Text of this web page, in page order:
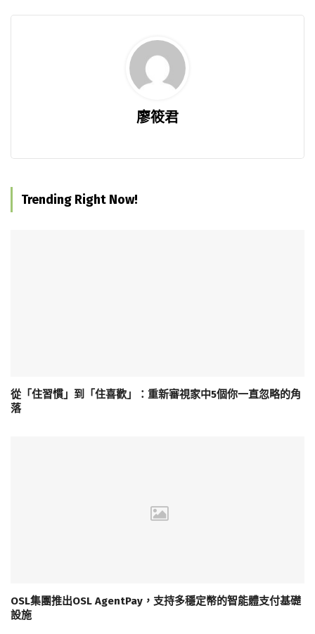
廖筱君
Trending Right Now!
從「住習慣」到「住喜歡」：重新審視家中5個你一直忽略的角
落
OSL集團推出OSL AgentPay，支持多穩定幣的智能體支付基礎
設施